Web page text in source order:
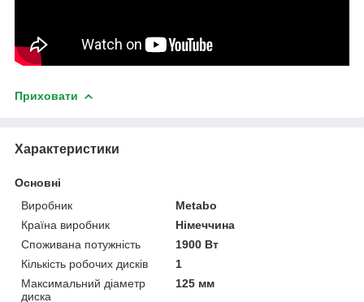
Приховати
Характеристики
Основні
Виробник
Metabo
Країна виробник
Німеччина
Споживана потужність
1900 Вт
Кількість робочих дисків
1
Максимальний діаметр
диска
125 мм